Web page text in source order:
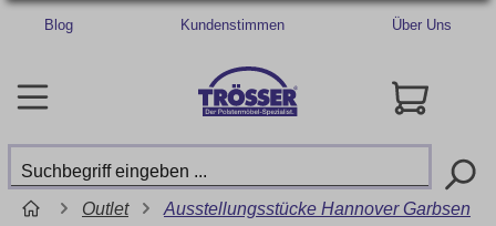
Blog Kundenstimmen Über Uns
Outlet Ausstellungsstücke Hannover Garbsen